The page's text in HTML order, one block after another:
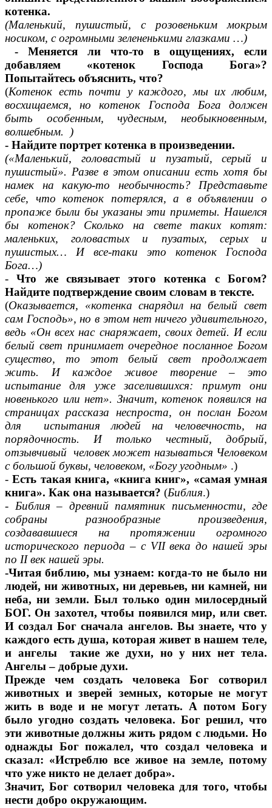
котенка.
(Маленький, пушистый, с розовеньким мокрым
носиком, с огромными зелененькими глазками …)
- Меняется ли что-то в ощущениях, если
добавляем «котенок Господа Бога»?
Попытайтесь объяснить, что?
(Котенок есть почти у каждого, мы их любим,
восхищаемся, но котенок Господа Бога должен
быть особенным, чудесным, необыкновенным,
волшебным. )
- Найдите портрет котенка в произведении.
(«Маленький, головастый и пузатый, серый и
пушистый». Разве в этом описании есть хотя бы
намек на какую-то необычность? Представьте
себе, что котенок потерялся, а в объявлении о
пропаже были бы указаны эти приметы. Нашелся
бы котенок? Сколько на свете таких котят:
маленьких, головастых и пузатых, серых и
пушистых… И все-таки это котенок Господа
Бога…)
-Что же связывает этого котенка с Богом?
Найдите подтверждение своим словам в тексте.
(Оказывается, «котенка снарядил на белый свет
сам Господь», но в этом нет ничего удивительного,
ведь «Он всех нас снаряжает, своих детей. И если
белый свет принимает очередное посланное Богом
существо, то этот белый свет продолжает
жить. И каждое живое творение – это
испытание для уже заселившихся: примут они
новенького или нет». Значит, котенок появился на
страницах рассказа неспроста, он послан Богом
для испытания людей на человечность, на
порядочность. И только честный, добрый,
отзывчивый человек может называться Человеком
с большой буквы, человеком, «Богу угодным» .)
-Есть такая книга, «книга книг», «самая умная
книга». Как она называется? (Библия.)
- Библия – древний памятник письменности, где
собраны разнообразные произведения,
создававшиеся на протяжении огромного
исторического периода – с VII века до нашей эры
по II век нашей эры.
-Читая библию, мы узнаем: когда-то не было ни
людей, ни животных, ни деревьев, ни камней, ни
неба, ни земли. Был только один милосердный
БОГ. Он захотел, чтобы появился мир, или свет.
И создал Бог сначала ангелов. Вы знаете, что у
каждого есть душа, которая живет в нашем теле,
и ангелы такие же духи, но у них нет тела.
Ангелы – добрые духи.
Прежде чем создать человека Бог сотворил
животных и зверей земных, которые не могут
жить в воде и не могут летать. А потом Богу
было угодно создать человека. Бог решил, что
эти животные должны жить рядом с людьми. Но
однажды Бог пожалел, что создал человека и
сказал: «Истреблю все живое на земле, потому
что уже никто не делает добра».
Значит, Бог сотворил человека для того, чтобы
нести добро окружающим.